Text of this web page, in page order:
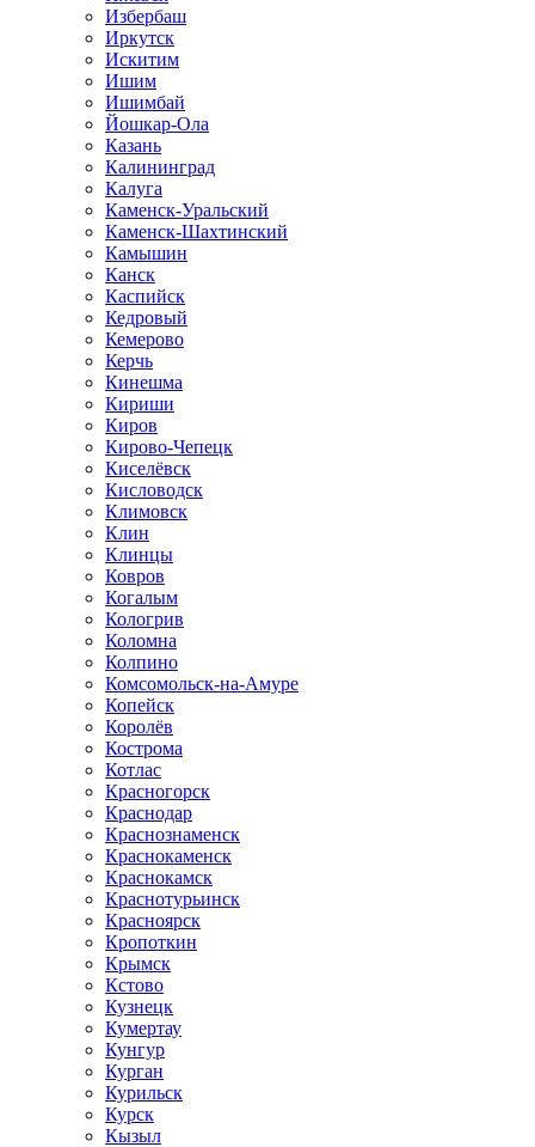
Избербаш
Иркутск
Искитим
Ишим
Ишимбай
Йошкар-Ола
Казань
Калининград
Калуга
Каменск-Уральский
Каменск-Шахтинский
Камышин
Канск
Каспийск
Кедровый
Кемерово
Керчь
Кинешма
Кириши
Киров
Кирово-Чепецк
Киселёвск
Кисловодск
Климовск
Клин
Клинцы
Ковров
Когалым
Кологрив
Коломна
Колпино
Комсомольск-на-Амуре
Копейск
Королёв
Кострома
Котлас
Красногорск
Краснодар
Краснознаменск
Краснокаменск
Краснокамск
Краснотурьинск
Красноярск
Кропоткин
Крымск
Кстово
Кузнецк
Кумертау
Кунгур
Курган
Курильск
Курск
Кызыл